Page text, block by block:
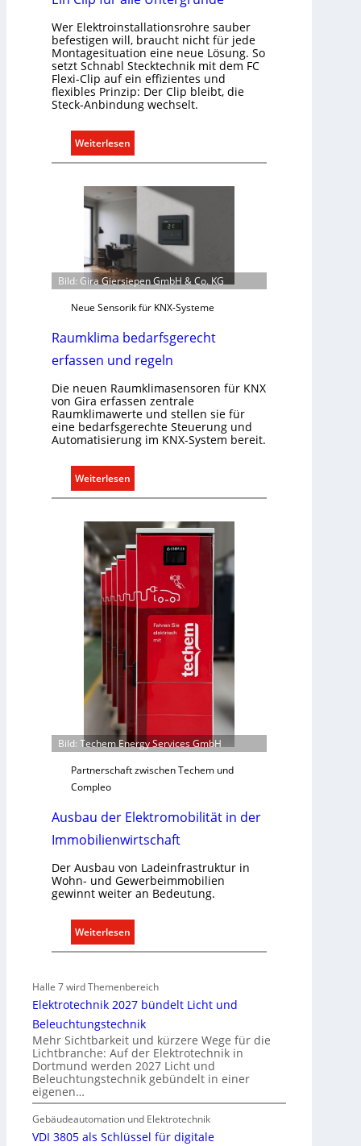
a
t
i
o
n
m
i
S
m
.
Wer Elektroinstallationsrohre sauber
befestigen will, braucht nicht für jede
Montagesituation eine neue Lösung. So
setzt Schnabl Stecktechnik mit dem FC
Flexi-Clip auf ein effizientes und
flexibles Prinzip: Der Clip bleibt, die
Steck-Anbindung wechselt.
Weiterlesen
E
n
i
f
r
l
l
U
n
t
e
r
r
n
d
Bild: Gira Giersiepen GmbH & Co. KG
Neue Sensorik für KNX-Systeme
Raumklima bedarfsgerecht
erfassen und regeln
Die neuen Raumklimasensoren für KNX
von Gira erfassen zentrale
Raumklimawerte und stellen sie für
eine bedarfsgerechte Steuerung und
Automatisierung im KNX-System bereit.
Weiterlesen
R
u
m
i
m
e
s
g
e
c
t
e
f
s
e
n
u
n
d
r
e
g
e
l
Bild: Techem Energy Services GmbH
Partnerschaft zwischen Techem und
Compleo
Ausbau der Elektromobilität in der
Immobilienwirtschaft
Der Ausbau von Ladeinfrastruktur in
Wohn- und Gewerbeimmobilien
gewinnt weiter an Bedeutung.
Weiterlesen
A
b
u
d
e
r
E
l
e
Halle 7 wird Themenbereich
Elektrotechnik 2027 bündelt Licht und
Beleuchtungstechnik
Mehr Sichtbarkeit und kürzere Wege für die
Lichtbranche: Auf der Elektrotechnik in
Dortmund werden 2027 Licht und
Beleuchtungstechnik gebündelt in einer
eigenen…
Gebäudeautomation und Elektrotechnik
VDI 3805 als Schlüssel für digitale